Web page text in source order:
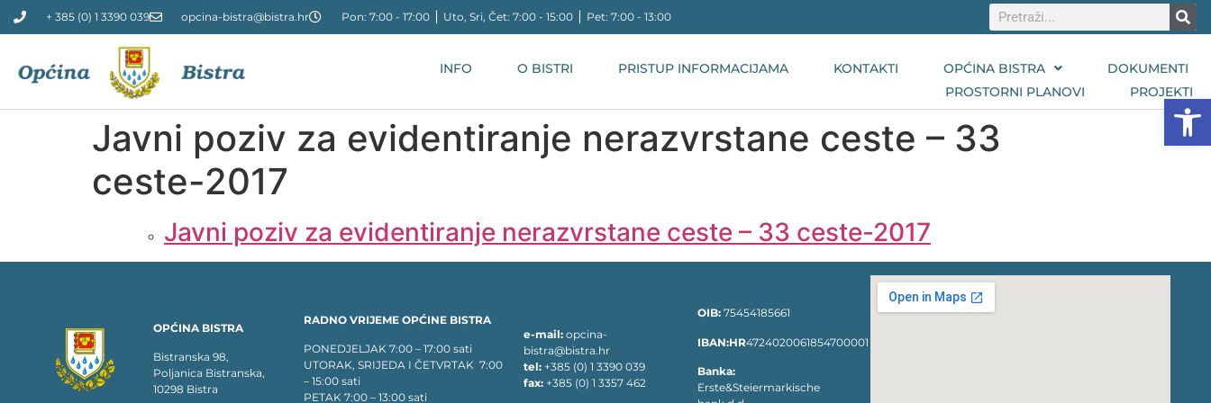
+ 385 (0) 1 3390 039 opcina-bistra@bistra.hr Pon: 7:00 - 17:00 ⎪ Uto, Sri, Čet: 7:00 - 15:00 ⎪ Pet: 7:00 - 13:00
INFO O BISTRI PRISTUP INFORMACIJAMA KONTAKTI OPĆINA BISTRA
DOKUMENTI
PROSTORNI PLANOVI
PROJEKTI
Javni poziv za evidentiranje nerazvrstane ceste – 33
ceste-2017
Javni poziv za evidentiranje nerazvrstane ceste – 33 ceste-2017
OPĆINA BISTRA
Bistranska 98,
Poljanica Bistranska,
10298 Bistra
RADNO VRIJEME OPĆINE BISTRA
PONEDJELJAK 7:00 – 17:00 sati
UTORAK, SRIJEDA I ČETVRTAK 7:00
– 15:00 sati
PETAK 7:00 – 13:00 sati
e-mail: opcina-
bistra@bistra.hr
tel: +385 (0) 1 3390 039
fax: +385 (0) 1 3357 462
OIB: 75454185661
IBAN:HR4724020061854700001
Banka:
Erste&Steiermarkische